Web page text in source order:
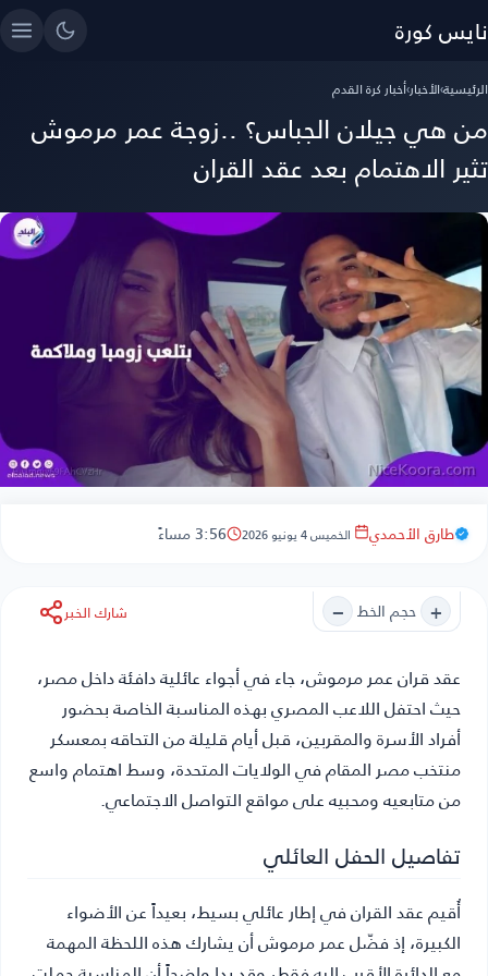
نايس كورة
الرئيسية›الأخبار›أخبار كرة القدم
من هي جيلان الجباس؟ ..زوجة عمر مرموش
تثير الاهتمام بعد عقد القران
طارق الأحمدي الخميس 4 يونيو 2026 3:56 مساءً
+ حجم الخط − شارك الخبر
عقد قران عمر مرموش، جاء في أجواء عائلية دافئة داخل مصر،
حيث احتفل اللاعب المصري بهذه المناسبة الخاصة بحضور
أفراد الأسرة والمقربين، قبل أيام قليلة من التحاقه بمعسكر
منتخب مصر المقام في الولايات المتحدة، وسط اهتمام واسع
من متابعيه ومحبيه على مواقع التواصل الاجتماعي.
تفاصيل الحفل العائلي
أُقيم عقد القران في إطار عائلي بسيط، بعيداً عن الأضواء
الكبيرة، إذ فضّل عمر مرموش أن يشارك هذه اللحظة المهمة